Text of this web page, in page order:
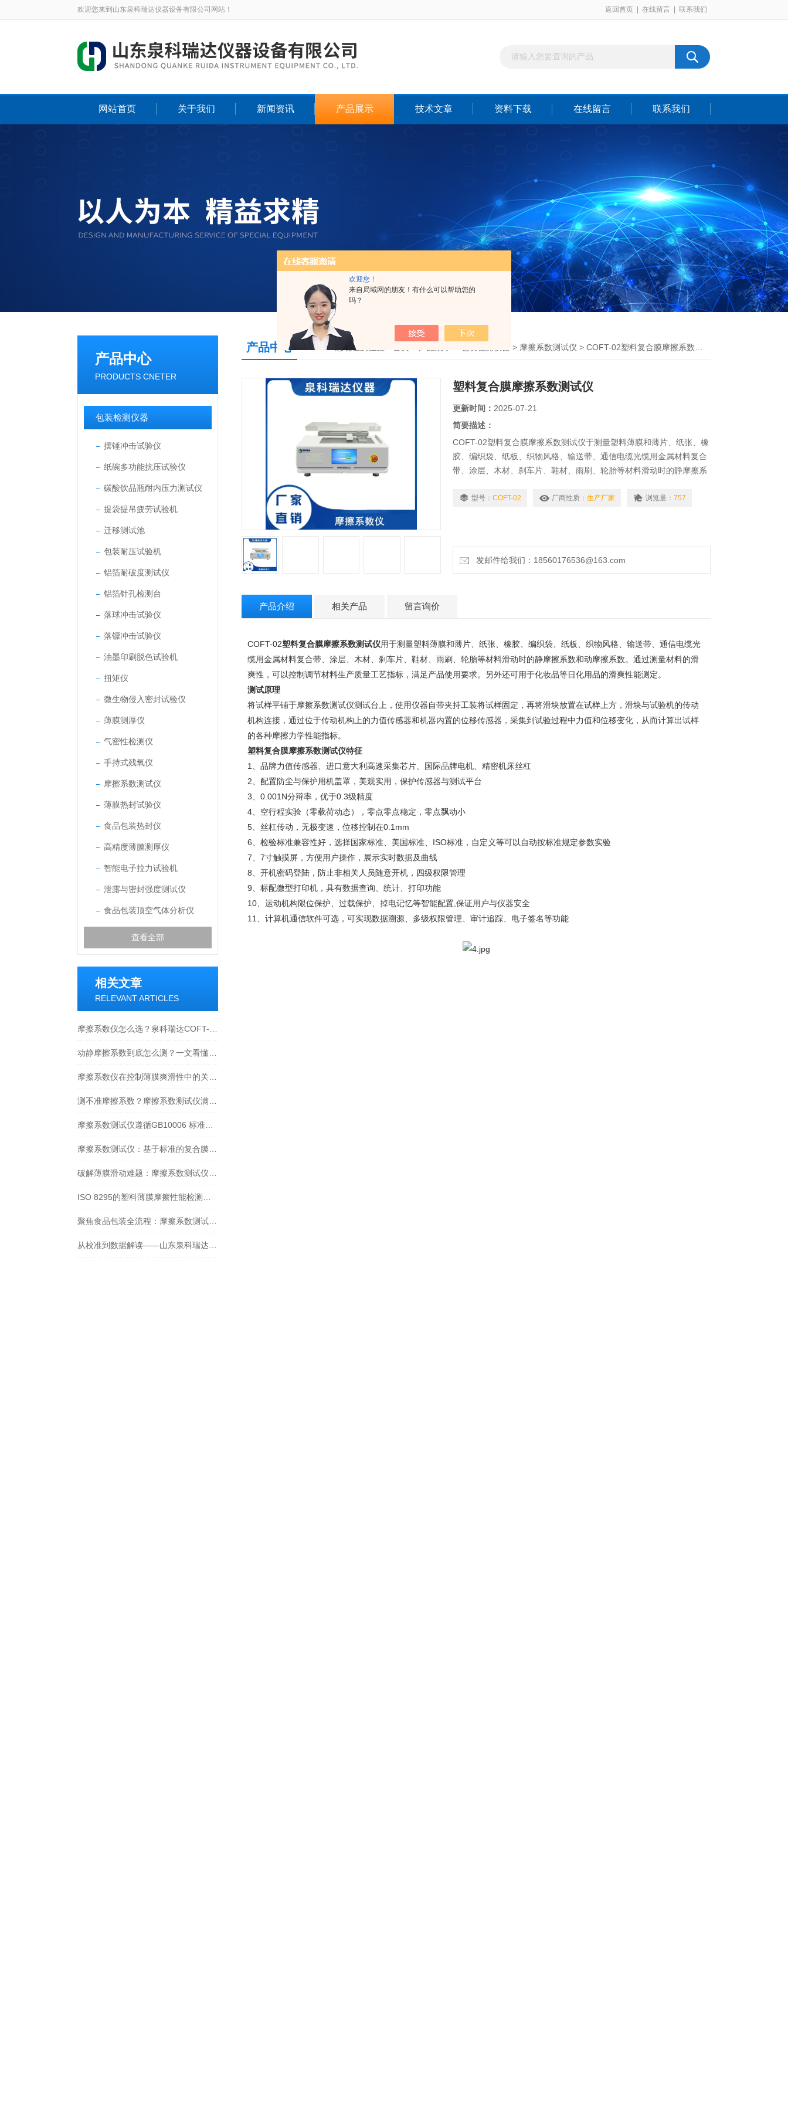
欢迎您！
来自局域网的朋友！有什么可以帮助您的
吗？
欢迎您来到山东泉科瑞达仪器设备有限公司网站！ 返回首页 在线留言 联系我们
网站首页 关于我们 新闻资讯 产品展示 技术文章 资料下载 在线留言 联系我们
产品中心
PRODUCTS CNETER
包装检测仪器
摆锤冲击试验仪
纸碗多功能抗压试验仪
碳酸饮品瓶耐内压力测试仪
提袋提吊疲劳试验机
迁移测试池
包装耐压试验机
铝箔耐破度测试仪
铝箔针孔检测台
落球冲击试验仪
落镖冲击试验仪
油墨印刷脱色试验机
扭矩仪
微生物侵入密封试验仪
薄膜测厚仪
气密性检测仪
手持式残氧仪
摩擦系数测试仪
薄膜热封试验仪
食品包装热封仪
高精度薄膜测厚仪
智能电子拉力试验机
泄露与密封强度测试仪
食品包装顶空气体分析仪
查看全部
相关文章
RELEVANT ARTICLES
产品中心 您现在的位置： > 摩擦系数测试仪 > COFT-02塑料复合膜摩擦系数测试仪
塑料复合膜摩擦系数测试仪
更新时间： 2025-07-21
简要描述：
COFT-02塑料复合膜摩擦系数测试仪于测量塑料薄膜和薄片、纸张、橡
胶、编织袋、纸板、织物风格、输送带、通信电缆光缆用金属材料复合
带、涂层、木材、刹车片、鞋材、雨刷、轮胎等材料滑动时的静摩擦系
型号： COFT-02 厂商性质： 生产厂家 浏览量： 757
发邮件给我们：18560176536@163.com
产品介绍 相关产品 留言询价
COFT-02塑料复合膜摩擦系数测试仪用于测量塑料薄膜和薄片、纸张、橡胶、编织袋、纸板、织物风格、输送带、通信电缆光
缆用金属材料复合带、涂层、木材、刹车片、鞋材、雨刷、轮胎等材料滑动时的静摩擦系数和动摩擦系数。通过测量材料的滑
爽性，可以控制调节材料生产质量工艺指标，满足产品使用要求。另外还可用于化妆品等日化用品的滑爽性能测定。
测试原理
将试样平铺于摩擦系数测试仪测试台上，使用仪器自带夹持工装将试样固定，再将滑块放置在试样上方，滑块与试验机的传动
机构连接，通过位于传动机构上的力值传感器和机器内置的位移传感器，采集到试验过程中力值和位移变化，从而计算出试样
的各种摩擦力学性能指标。
塑料复合膜摩擦系数测试仪特征
1、品牌力值传感器、进口意大利高速采集芯片、国际品牌电机、精密机床丝杠
2、配置防尘与保护用机盖罩，美观实用，保护传感器与测试平台
3、0.001N分辩率，优于0.3级精度
4、空行程实验（零载荷动态），零点零点稳定，零点飘动小
5、丝杠传动，无极变速，位移控制在0.1mm
6、检验标准兼容性好，选择国家标准、美国标准、ISO标准，自定义等可以自动按标准规定参数实验
7、7寸触摸屏，方便用户操作，展示实时数据及曲线
8、开机密码登陆，防止非相关人员随意开机，四级权限管理
9、标配微型打印机，具有数据查询、统计、打印功能
10、运动机构限位保护、过载保护、掉电记忆等智能配置,保证用户与仪器安全
11、计算机通信软件可选，可实现数据溯源、多级权限管理、审计追踪、电子签名等功能